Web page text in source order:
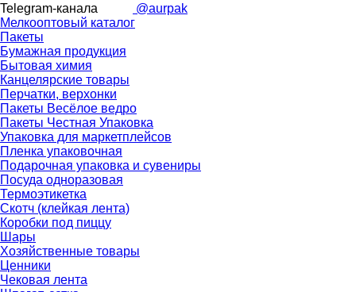
Telegram-канала
@aurpak
Мелкооптовый каталог
Пакеты
Бумажная продукция
Бытовая химия
Канцелярские товары
Перчатки, верхонки
Пакеты Весёлое ведро
Пакеты Честная Упаковка
Упаковка для маркетплейсов
Пленка упаковочная
Подарочная упаковка и сувениры
Посуда одноразовая
Термоэтикетка
Скотч (клейкая лента)
Коробки под пиццу
Шары
Хозяйственные товары
Ценники
Чековая лента